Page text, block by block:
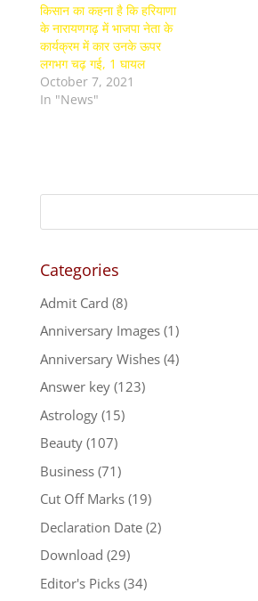
किसान का कहना है कि हरियाणा
के नारायणगढ़ में भाजपा नेता के
कार्यक्रम में कार उनके ऊपर
लगभग चढ़ गई, 1 घायल
October 7, 2021
In "News"
Categories
Admit Card (8)
Anniversary Images(1)
Anniversary Wishes(4)
Answer key(123)
Astrology(15)
Beauty(107)
Business(71)
Cut Off Marks(19)
Declaration Date(2)
Download (29)
Editor's Picks(34)